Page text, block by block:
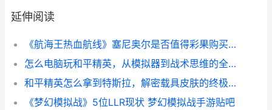
延伸阅读
《航海王热血航线》塞尼奥尔是否值得彩果购买 航海王热血航线破解版无限召唤券
怎么电脑玩和平精英，从模拟器到战术思维的全面指南，副标题，探索键鼠操作与竞技策略的深度融合
和平精英怎么拿到特斯拉，解密载具皮肤的终极指南，副标题，从零开始拥有你的梦中座驾
《梦幻模拟战》5位LLR现状 梦幻模拟战手游贴吧